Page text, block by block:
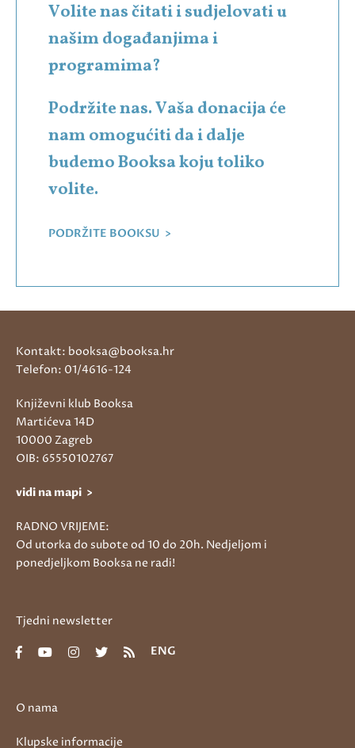
Volite nas čitati i sudjelovati u
našim događanjima i
programima?
Podržite nas. Vaša donacija će
nam omogućiti da i dalje
budemo Booksa koju toliko
volite.
PODRŽITE BOOKSU >
O nama
Klupske informacije
Kontakt: booksa@booksa.hr
Telefon: 01/4616-124
Književni klub Booksa
Martićeva 14D
10000 Zagreb
OIB: 65550102767
vidi na mapi >
RADNO VRIJEME:
Od utorka do subote od 10 do 20h. Nedjeljom i
ponedjeljkom Booksa ne radi!
Tjedni newsletter
ENG